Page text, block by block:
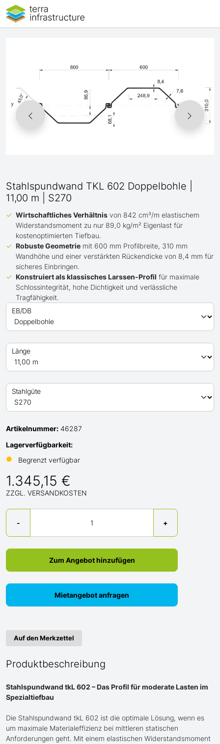
Stahlspundwand TKL 602 Doppelbohle |
11,00 m | S270
Wirtschaftliches Verhältnis von 842 cm³/m elastischem
Widerstandsmoment zu nur 89,0 kg/m² Eigenlast für
kostenoptimierten Tiefbau.
Robuste Geometrie mit 600 mm Profilbreite, 310 mm
Wandhöhe und einer verstärkten Rückendicke von 8,4 mm für
sicheres Einbringen.
Konstruiert als klassisches Larssen-Profil für maximale
Schlossintegrität, hohe Dichtigkeit und verlässliche
Tragfähigkeit.
EB/DB
Länge
Stahlgüte
Artikelnummer: 46287
Lagerverfügbarkeit:
●
Begrenzt verfügbar
1.345,15 €
ZZGL. VERSANDKOSTEN
-
Menge
+
Zum Angebot hinzufügen
Mietangebot anfragen
Auf den Merkzettel
Produktbeschreibung
Stahlspundwand tkL 602 – Das Profil für moderate Lasten im
Spezialtiefbau
Die Stahlspundwand tkL 602 ist die optimale Lösung, wenn es
um maximale Materialeffizienz bei mittleren statischen
Anforderungen geht. Mit einem elastischen Widerstandsmoment